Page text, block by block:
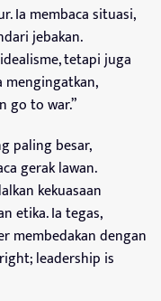
Ia membaca situasi,
jebakan.
tetapi juga
mengingatkan,
go to war.”
paling besar,
gerak lawan.
kekuasaan
etika. Ia tegas,
membedakan dengan
leadership is